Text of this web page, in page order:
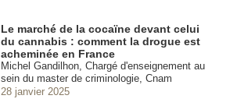
Le marché de la cocaïne devant celui
du cannabis : comment la drogue est
acheminée en France
Michel Gandilhon, Chargé d'enseignement au
sein du master de criminologie, Cnam
28 janvier 2025